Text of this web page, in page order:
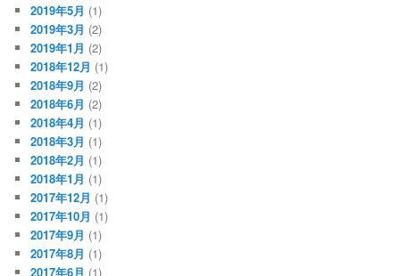
2019年5月 (1)
2019年3月 (2)
2019年1月 (2)
2018年12月 (1)
2018年9月 (2)
2018年6月 (2)
2018年4月 (1)
2018年3月 (1)
2018年2月 (1)
2018年1月 (1)
2017年12月 (1)
2017年10月 (1)
2017年9月 (1)
2017年8月 (1)
2017年6月 (1)